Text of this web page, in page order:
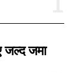
जल्द जमा